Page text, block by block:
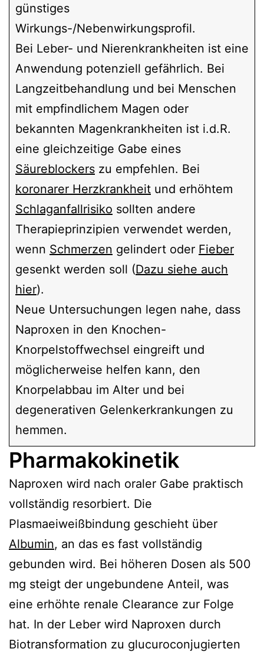
günstiges
Wirkungs-/Nebenwirkungsprofil.
Bei Leber- und Nierenkrankheiten ist eine
Anwendung potenziell gefährlich. Bei
Langzeitbehandlung und bei Menschen
mit empfindlichem Magen oder
bekannten Magenkrankheiten ist i.d.R.
eine gleichzeitige Gabe eines
Säureblockers zu empfehlen. Bei
koronarer Herzkrankheit und erhöhtem
Schlaganfallrisiko sollten andere
Therapieprinzipien verwendet werden,
wenn Schmerzen gelindert oder Fieber
gesenkt werden soll (Dazu siehe auch
hier).
Neue Untersuchungen legen nahe, dass
Naproxen in den Knochen-
Knorpelstoffwechsel eingreift und
möglicherweise helfen kann, den
Knorpelabbau im Alter und bei
degenerativen Gelenkerkrankungen zu
hemmen.
Pharmakokinetik
Naproxen wird nach oraler Gabe praktisch
vollständig resorbiert. Die
Plasmaeiweißbindung geschieht über
Albumin, an das es fast vollständig
gebunden wird. Bei höheren Dosen als 500
mg steigt der ungebundene Anteil, was
eine erhöhte renale Clearance zur Folge
hat. In der Leber wird Naproxen durch
Biotransformation zu glucuroconjugierten